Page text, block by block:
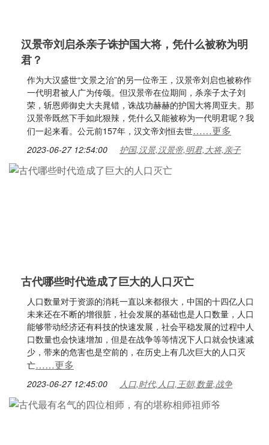
汉景帝刘启杀亲子诛护国大将，凭什么被称为明
君？
作为大汉盛世“文景之治”的另一位帝王，汉景帝刘启也被称作
一代明君被人广为传颂。但汉景帝在位期间，杀亲子太子刘
荣，斩恩师御史大夫晁错，诛战功赫赫的护国大将周亚夫。那
汉景帝既然下手如此狠辣，凭什么又能被称为一代明君呢？我
们一起来看。公元前157年，汉文帝刘恒去世……更多
2023-06-27 12:54:00 护国,汉景,汉景帝,明君,大将,亲子
古代哪些时代造成了巨大的人口灭亡
人口数量对于资源的消耗一直以来都很大，中国的十四亿人口
未来还在不断的增很脏，社会发展的基础也是人口数量，人口
能够带动经济还有科技的快速发展，社会平稳发展的过程中人
口数量也会快速增加，但是在战争等等情况下人口就会快速减
少，带来的危害也是空前的，在历史上有几次巨大的人口灭
亡……更多
2023-06-27 12:45:00 人口,时代,人口,王朝,数量,战争